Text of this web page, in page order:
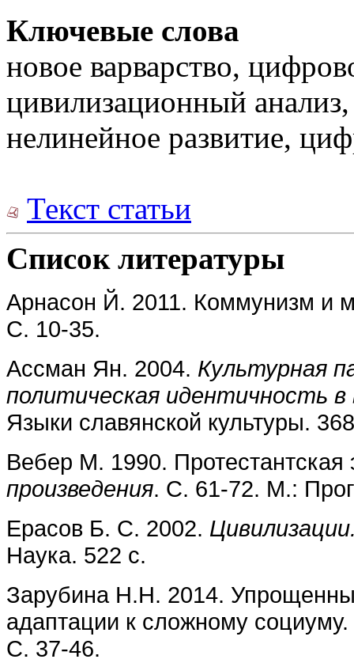
Ключевые слова
новое варварство,
цивилизационный
нелинейное развитие,
Текст статьи
Список литературы
Арнасон Й. 2011. Коммунизм и
С. 10-35.
Ассман Ян. 2004. Культурная
политическая идентичность
Языки славянской культуры.
Вебер М. 1990. Протестантская
произведения. С. 61-72. М.:
Ерасов Б. С. 2002.
Наука. 522 с.
Зарубина Н.Н. 2014.
адаптации к сложному социуму.
С. 37-46.